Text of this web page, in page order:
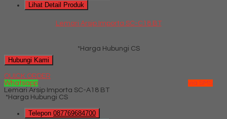
Lihat Detail Produk
Lemari Arsip Importa SC-C18 BT
*Harga Hubungi CS
Hubungi Kami
QUICK ORDER
Whatsapp
via SMS
Lemari Arsip Importa SC-A18 BT
*Harga Hubungi CS
Telepon 087769684700